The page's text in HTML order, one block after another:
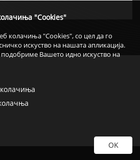
"Cookies"
колачиња "Cookies", со цел да го
искуство на нашата апликација.
Вашето идно искуство на